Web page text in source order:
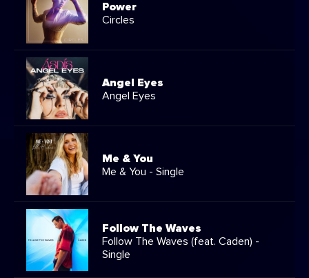
Power
Circles
Angel Eyes
Angel Eyes
Me & You
Me & You - Single
Follow The Waves
Follow The Waves (feat. Caden) -
Single